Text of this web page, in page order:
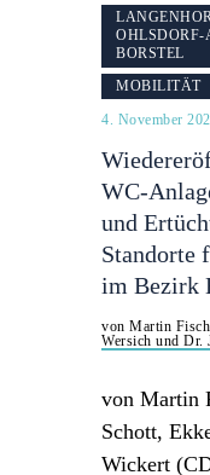
OHLSDORF-
ORSTEL
MOBILITÄT
4. November
WC-
und
Standorte
im Bezirk
von Martin
Wersich und Dr.
von Martin
Schott,
Wickert